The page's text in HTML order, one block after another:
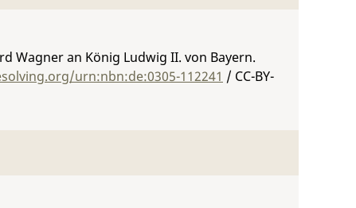
Wagner an König Ludwig II. von Bayern.
urn:nbn:de:0305-112241 / CC-BY-